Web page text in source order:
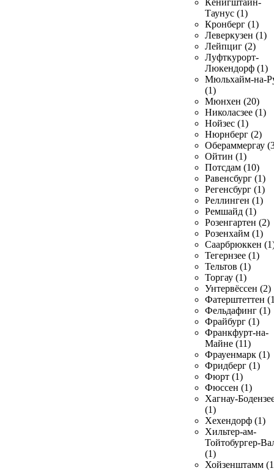
Кёнигштайн-
Таунус (1)
Кронберг (1)
Леверкузен (1)
Лейпциг (2)
Луфткурорт-
Люкендорф (1)
Мюльхайм-на-
(1)
Мюнхен (20)
Николасзее (1)
Нойзес (1)
Нюрнберг (2)
Обераммергау
Ойтин (1)
Потсдам (10)
Равенсбург (1)
Регенсбург (1)
Реллинген (1)
Ремшайд (1)
Розенгартен (2)
Розенхайм (1)
Саарбрюккен
Тегернзее (1)
Тельтов (1)
Торгау (1)
Унтервёссен (2)
Фатерштеттен
Фельдафинг (1)
Фрайбург (1)
Франкфурт-на-
Майне (11)
Фрауенмарк (1)
Фридберг (1)
Фюрт (1)
Фюссен (1)
Хагнау-
(1)
Хехендорф (1)
Хильтер-ам-
Тойтобургер-
(1)
Хойзенштамм